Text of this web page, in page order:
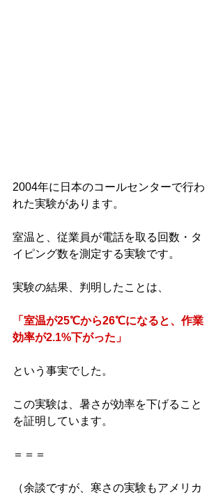
2004年に日本のコールセンターで行わ
れた実験があります。
室温と、従業員が電話を取る回数・タ
イピング数を測定する実験です。
実験の結果、判明したことは、
「室温が25℃から26℃になると、作業
効率が2.1%下がった」
という事実でした。
この実験は、暑さが効率を下げること
を証明しています。
＝＝＝
（余談ですが、寒さの実験もアメリカ